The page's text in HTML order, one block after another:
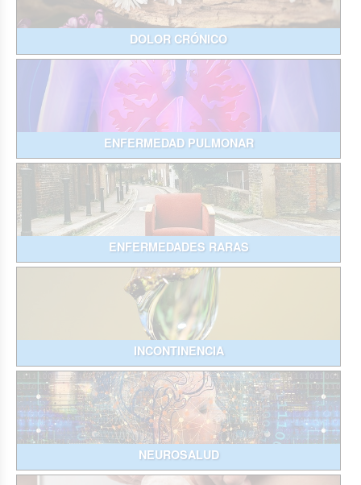
DOLOR CRÓNICO
ENFERMEDAD PULMONAR
ENFERMEDADES RARAS
INCONTINENCIA
NEUROSALUD